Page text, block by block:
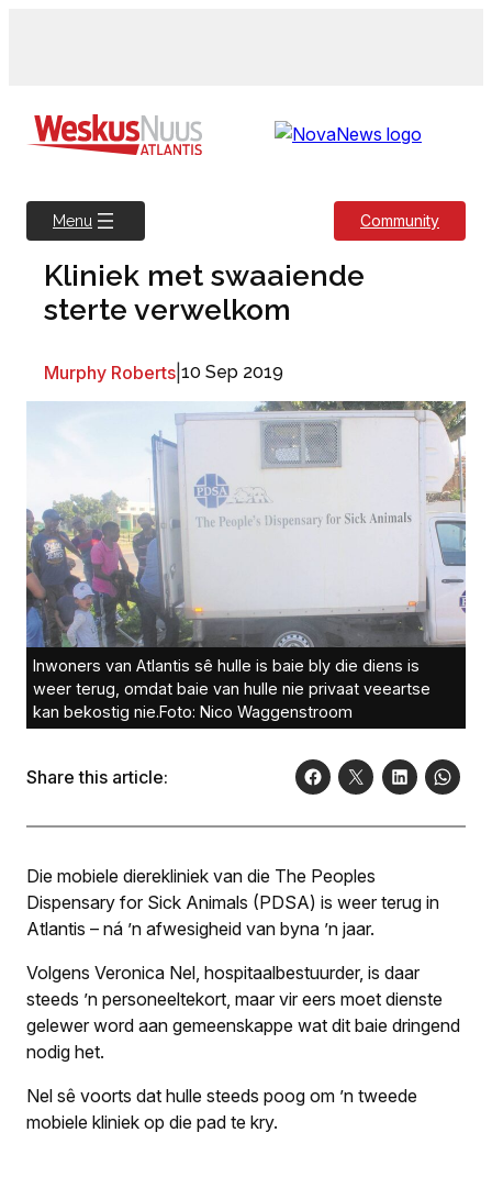
Menu Community
Kliniek met swaaiende
sterte verwelkom
Murphy Roberts 10 Sep 2019
Inwoners van Atlantis sê hulle is baie bly die diens is
weer terug, omdat baie van hulle nie privaat veeartse
kan bekostig nie.Foto: Nico Waggenstroom
Share this article:
Die mobiele dierekliniek van die The Peoples
Dispensary for Sick Animals (PDSA) is weer terug in
Atlantis – ná ’n afwesigheid van byna ’n jaar.
Volgens Veronica Nel, hospitaal­bestuurder, is daar
steeds ’n personeeltekort, maar vir eers moet dienste
gelewer word aan gemeen­skap­pe wat dit baie dringend
nodig het.
Nel sê voorts dat hulle steeds poog om ’n tweede
mobiele kliniek op die pad te kry.